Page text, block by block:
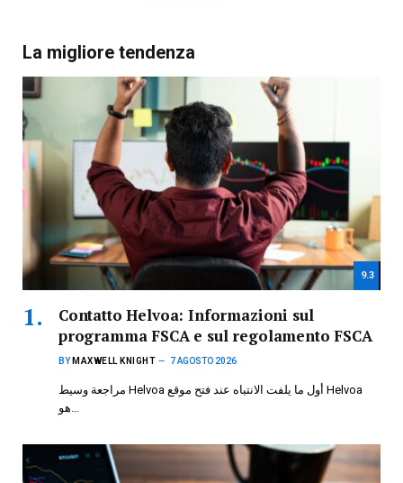
La migliore tendenza
9.3
Contatto Helvoa: Informazioni sul
programma FSCA e sul regolamento FSCA
BY MAXWELL KNIGHT 7 AGOSTO 2026
مراجعة وسيط Helvoa أول ما يلفت الانتباه عند فتح موقع Helvoa